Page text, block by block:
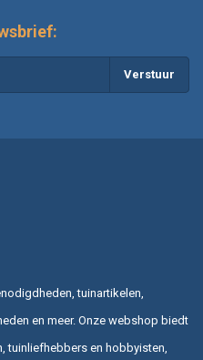
Verstuur
tuinartikelen,
en meer. Onze webshop biedt
tuinliefhebbers en hobbyisten,